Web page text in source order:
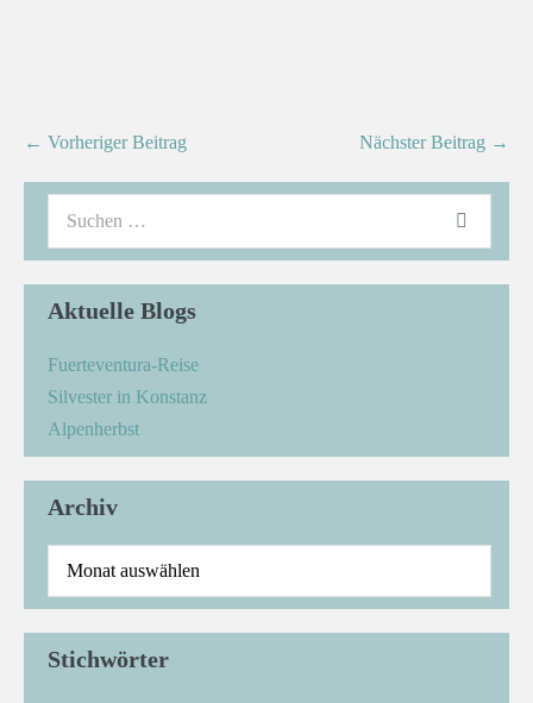
← Vorheriger Beitrag Nächster Beitrag →
Aktuelle Blogs
Fuerteventura-Reise
Silvester in Konstanz
Alpenherbst
Archiv
Stichwörter